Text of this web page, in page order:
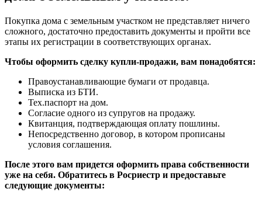
Покупка дома с земельным участком не представляет ничего
сложного, достаточно предоставить документы и пройти все
этапы их регистрации в соответствующих органах.
Чтобы оформить сделку купли-продажи, вам понадобятся:
Правоустанавливающие бумаги от продавца.
Выписка из БТИ.
Тех.паспорт на дом.
Согласие одного из супругов на продажу.
Квитанция, подтверждающая оплату пошлины.
Непосредственно договор, в котором прописаны
условия соглашения.
После этого вам придется оформить права собственности
уже на себя. Обратитесь в Росриестр и предоставьте
следующие документы: